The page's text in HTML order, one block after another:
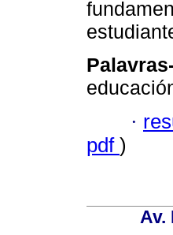
·
pdf )
Av.